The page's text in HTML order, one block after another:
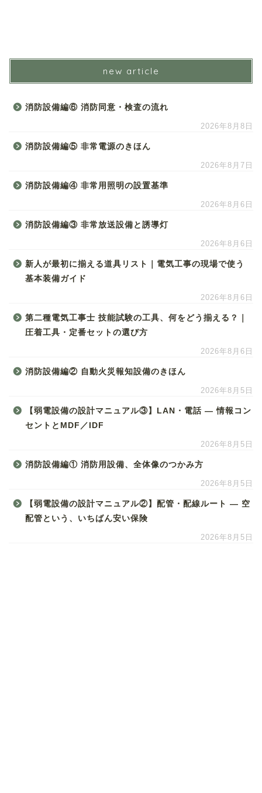
new article
消防設備編⑥ 消防同意・検査の流れ
2026年8月8日
消防設備編⑤ 非常電源のきほん
2026年8月7日
消防設備編④ 非常用照明の設置基準
2026年8月6日
消防設備編③ 非常放送設備と誘導灯
2026年8月6日
新人が最初に揃える道具リスト｜電気工事の現場で使う
基本装備ガイド
2026年8月6日
第二種電気工事士 技能試験の工具、何をどう揃える？｜
圧着工具・定番セットの選び方
2026年8月6日
消防設備編② 自動火災報知設備のきほん
2026年8月5日
【弱電設備の設計マニュアル③】LAN・電話 ― 情報コン
セントとMDF／IDF
2026年8月5日
消防設備編① 消防用設備、全体像のつかみ方
2026年8月5日
【弱電設備の設計マニュアル②】配管・配線ルート ― 空
配管という、いちばん安い保険
2026年8月5日